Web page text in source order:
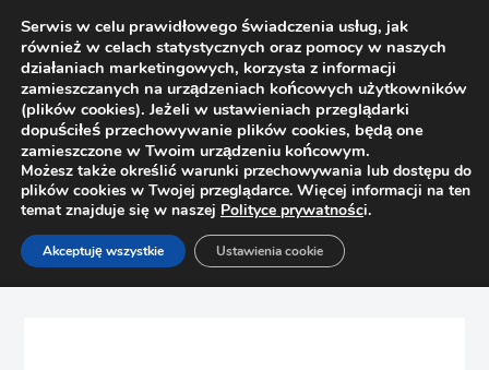
Strona główna Sklep
Szuflady
Wkład na sztućce ORGA-LINE do Tandembox Blum
Serwis w celu prawidłowego świadczenia usług, jak
również w celach statystycznych oraz pomocy w naszych
działaniach marketingowych, korzysta z informacji
zamieszczanych na urządzeniach końcowych użytkowników
(plików cookies). Jeżeli w ustawieniach przeglądarki
dopuściłeś przechowywanie plików cookies, będą one
zamieszczone w Twoim urządzeniu końcowym.
Możesz także określić warunki przechowywania lub dostępu do
plików cookies w Twojej przeglądarce. Więcej informacji na ten
temat znajduje się w naszej Polityce prywatności.
Akceptuję wszystkie Ustawienia cookie